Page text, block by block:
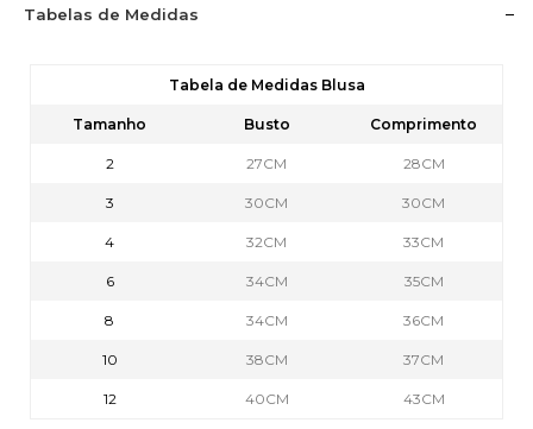
Tabelas de Medidas
Tabela de Medidas Blusa
Tamanho Busto Comprimento
2 27CM 28CM
3 30CM 30CM
4 32CM 33CM
6 34CM 35CM
8 34CM 36CM
10 38CM 37CM
12 40CM 43CM